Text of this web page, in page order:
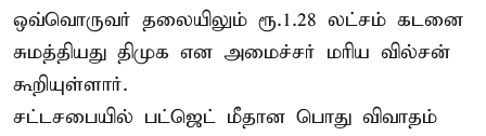
ஒவ்வொருவர் தலையிலும் ரூ.1.28 லட்சம் கடனை
சுமத்தியது திமுக என அமைச்சர் மரிய வில்சன்
கூறியுள்ளார்.
சட்டசபையில் பட்ஜெட் மீதான பொது விவாதம்